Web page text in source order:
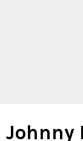
Johnny